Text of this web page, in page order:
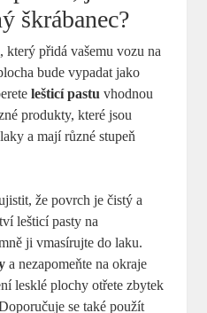
škrábanec?
který přidá vašemu vozu na
bude vypadat jako
lešticí pastu vhodnou
produkty, které jsou
a mají různé stupeň
že povrch je čistý a
lešticí pasty na
ji vmasírujte do laku.
a nezapomeňte na okraje
lesklé plochy otřete zbytek
se také použít